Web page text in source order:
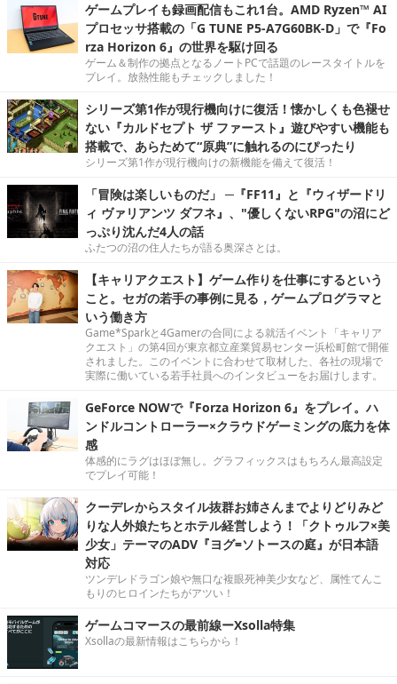
ゲームプレイも録画配信もこれ1台。AMD Ryzen™ AI
プロセッサ搭載の「G TUNE P5-A7G60BK-D」で『Fo
rza Horizon 6』の世界を駆け回る
ゲーム＆制作の拠点となるノートPCで話題のレースタイトルを
プレイ。放熱性能もチェックしました！
シリーズ第1作が現行機向けに復活！懐かしくも色褪せ
ない『カルドセプト ザ ファースト』遊びやすい機能も
搭載で、あらためて“原典”に触れるのにぴったり
シリーズ第1作が現行機向けの新機能を備えて復活！
「冒険は楽しいものだ」 ─『FF11』と『ウィザードリ
ィ ヴァリアンツ ダフネ』、"優しくないRPG"の沼にど
っぷり沈んだ4人の話
ふたつの沼の住人たちが語る奥深さとは。
【キャリアクエスト】ゲーム作りを仕事にするという
こと。セガの若手の事例に見る，ゲームプログラマと
いう働き方
Game*Sparkと4Gamerの合同による就活イベント「キャリア
クエスト」の第4回が東京都立産業貿易センター浜松町館で開催
されました。このイベントに合わせて取材した、各社の現場で
実際に働いている若手社員へのインタビューをお届けします。
GeForce NOWで『Forza Horizon 6』をプレイ。ハ
ンドルコントローラー×クラウドゲーミングの底力を体
感
体感的にラグはほぼ無し。グラフィックスはもちろん最高設定
でプレイ可能！
クーデレからスタイル抜群お姉さんまでよりどりみど
りな人外娘たちとホテル経営しよう！「クトゥルフ×美
少女」テーマのADV『ヨグ=ソトースの庭』が日本語
対応
ツンデレドラゴン娘や無口な複眼死神美少女など、属性てんこ
もりのヒロインたちがアツい！
ゲームコマースの最前線ーXsolla特集
Xsollaの最新情報はこちらから！